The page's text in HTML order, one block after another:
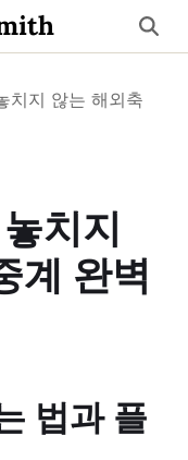
치지 않는 해외축
치지
계 완벽
법과 플